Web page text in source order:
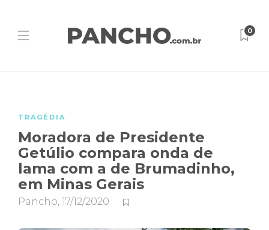
0
TRAGÉDIA
Moradora de Presidente
Getúlio compara onda de
lama com a de Brumadinho,
em Minas Gerais
Pancho, 17/12/2020